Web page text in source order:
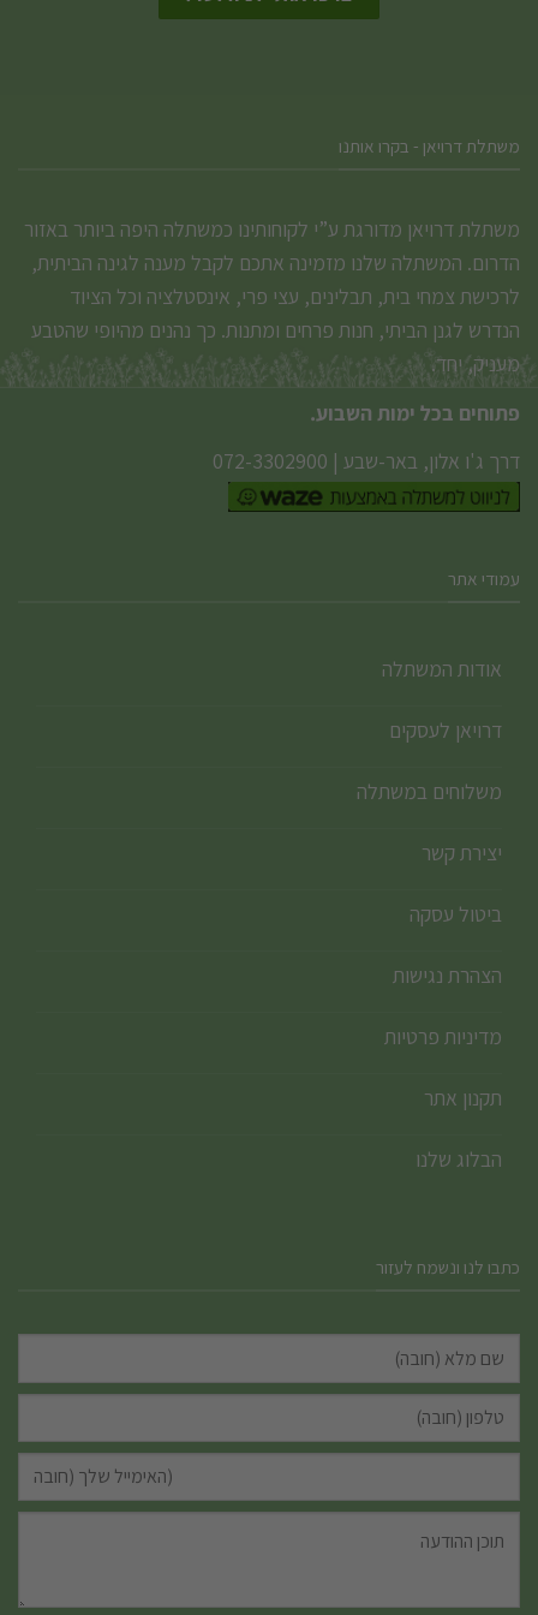
משתלת דרויאן - בקרו אותנו
משתלת דרויאן מדורגת ע”י לקוחותינו כמשתלה היפה ביותר באזור
הדרום. המשתלה שלנו מזמינה אתכם לקבל מענה לגינה הביתית,
לרכישת צמחי בית, תבלינים, עצי פרי, אינסטלציה וכל הציוד
הנדרש לגנן הביתי, חנות פרחים ומתנות. כך נהנים מהיופי שהטבע
מעניק, יחד.
פתוחים בכל ימות השבוע.
דרך ג'ו אלון, באר-שבע |
072-3302900
עמודי אתר
אודות המשתלה
דרויאן לעסקים
משלוחים במשתלה
יצירת קשר
ביטול עסקה
הצהרת נגישות
מדיניות פרטיות
תקנון אתר
הבלוג שלנו
כתבו לנו ונשמח לעזור